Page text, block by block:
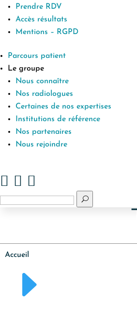
Prendre RDV
Accès résultats
Mentions – RGPD
Parcours patient
Le groupe
Nous connaître
Nos radiologues
Certaines de nos expertises
Institutions de référence
Nos partenaires
Nous rejoindre
  
U
Accueil
E